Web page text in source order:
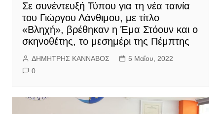
Σε συνέντευξή Τύπου για τη νέα ταινία
του Γιώργου Λάνθιμου, με τίτλο
«Βληχή», βρέθηκαν η Έμα Στόουν και ο
σκηνοθέτης, το μεσημέρι της Πέμπτης
ΔΗΜΗΤΡΗΣ ΚΑΝΝΑΒΟΣ
5 Μαΐου, 2022
0